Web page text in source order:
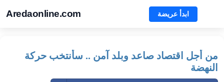
Aredaonline.com ابدأ عريضة
من أجل اقتصاد صاعد وبلد آمن .. سأنتخب حركة
النهضة